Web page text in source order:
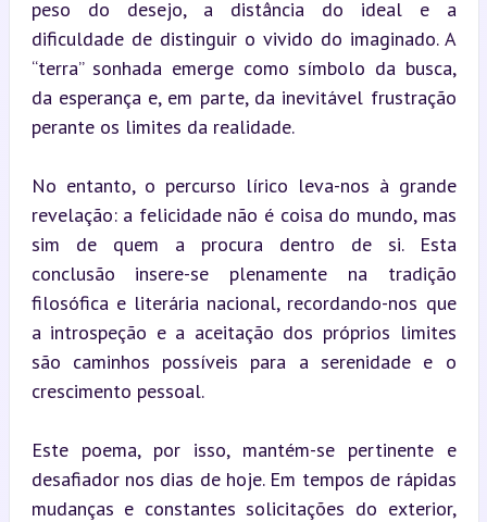
peso do desejo, a distância do ideal e a
dificuldade de distinguir o vivido do imaginado. A
“terra” sonhada emerge como símbolo da busca,
da esperança e, em parte, da inevitável frustração
perante os limites da realidade.
No entanto, o percurso lírico leva-nos à grande
revelação: a felicidade não é coisa do mundo, mas
sim de quem a procura dentro de si. Esta
conclusão insere-se plenamente na tradição
filosófica e literária nacional, recordando-nos que
a introspeção e a aceitação dos próprios limites
são caminhos possíveis para a serenidade e o
crescimento pessoal.
Este poema, por isso, mantém-se pertinente e
desafiador nos dias de hoje. Em tempos de rápidas
mudanças e constantes solicitações do exterior,